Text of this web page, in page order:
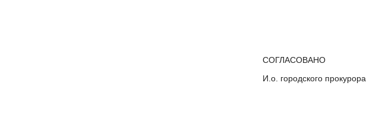
СОГЛАСОВАНО
И.о. городского